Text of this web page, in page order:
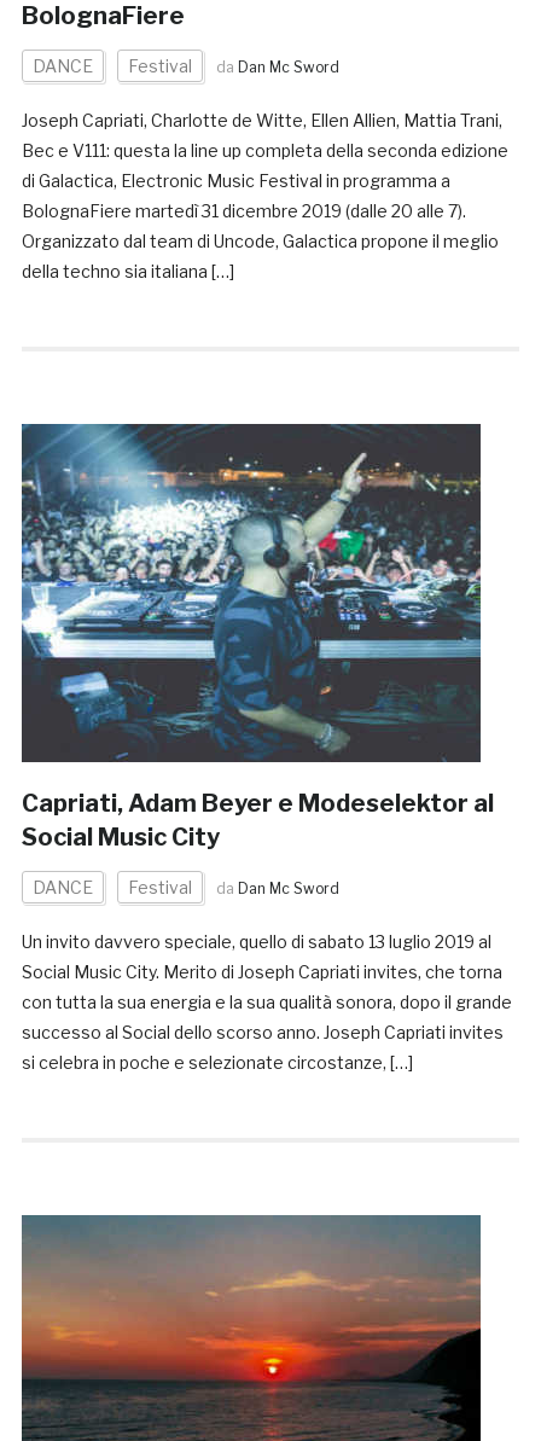
BolognaFiere
DANCE Festival da Dan Mc Sword
Joseph Capriati, Charlotte de Witte, Ellen Allien, Mattia Trani,
Bec e V111: questa la line up completa della seconda edizione
di Galactica, Electronic Music Festival in programma a
BolognaFiere martedì 31 dicembre 2019 (dalle 20 alle 7).
Organizzato dal team di Uncode, Galactica propone il meglio
della techno sia italiana […]
Capriati, Adam Beyer e Modeselektor al
Social Music City
DANCE Festival da Dan Mc Sword
Un invito davvero speciale, quello di sabato 13 luglio 2019 al
Social Music City. Merito di Joseph Capriati invites, che torna
con tutta la sua energia e la sua qualità sonora, dopo il grande
successo al Social dello scorso anno. Joseph Capriati invites
si celebra in poche e selezionate circostanze, […]